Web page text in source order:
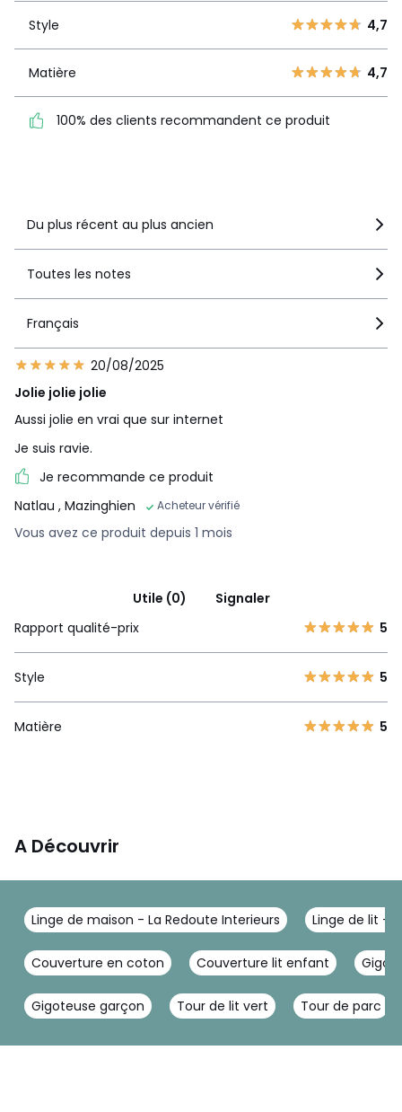
1
3
4,7
4,7
recommandent ce produit
Style 4,7
Matière 4,7
100% des clients recommandent ce produit
Du plus récent au plus ancien
Toutes les notes
Français
20/08/2025
Jolie jolie jolie
Aussi jolie en vrai que sur internet
Je suis ravie.
Je recommande ce produit
Natlau , Mazinghien Acheteur vérifié
Vous avez ce produit depuis 1 mois
Utile (0)
Signaler
Rapport qualité-prix
5
Style 5
Matière 5
A Découvrir
Linge de maison - La Redoute Interieurs Linge de lit -
Couverture en coton Couverture lit enfant
Gigoteuse garçon Tour de lit vert Tour de parc